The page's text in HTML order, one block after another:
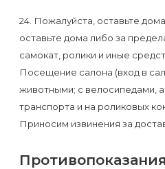
24. Пожалуйста, оставьте
оставьте дома либо за
самокат, ролики и иные
Посещение салона (вход в
животными; с велосипедами,
транспорта и на роликовых
Приносим извинения за